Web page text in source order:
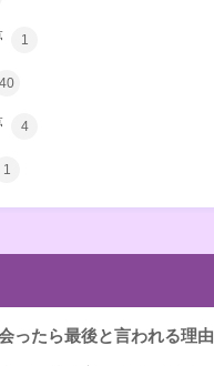
1
40
4
1
ったら最後と言われる理由